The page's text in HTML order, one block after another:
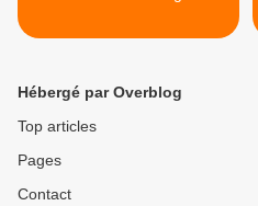
Hébergé par Overblog
Top articles
Pages
Contact